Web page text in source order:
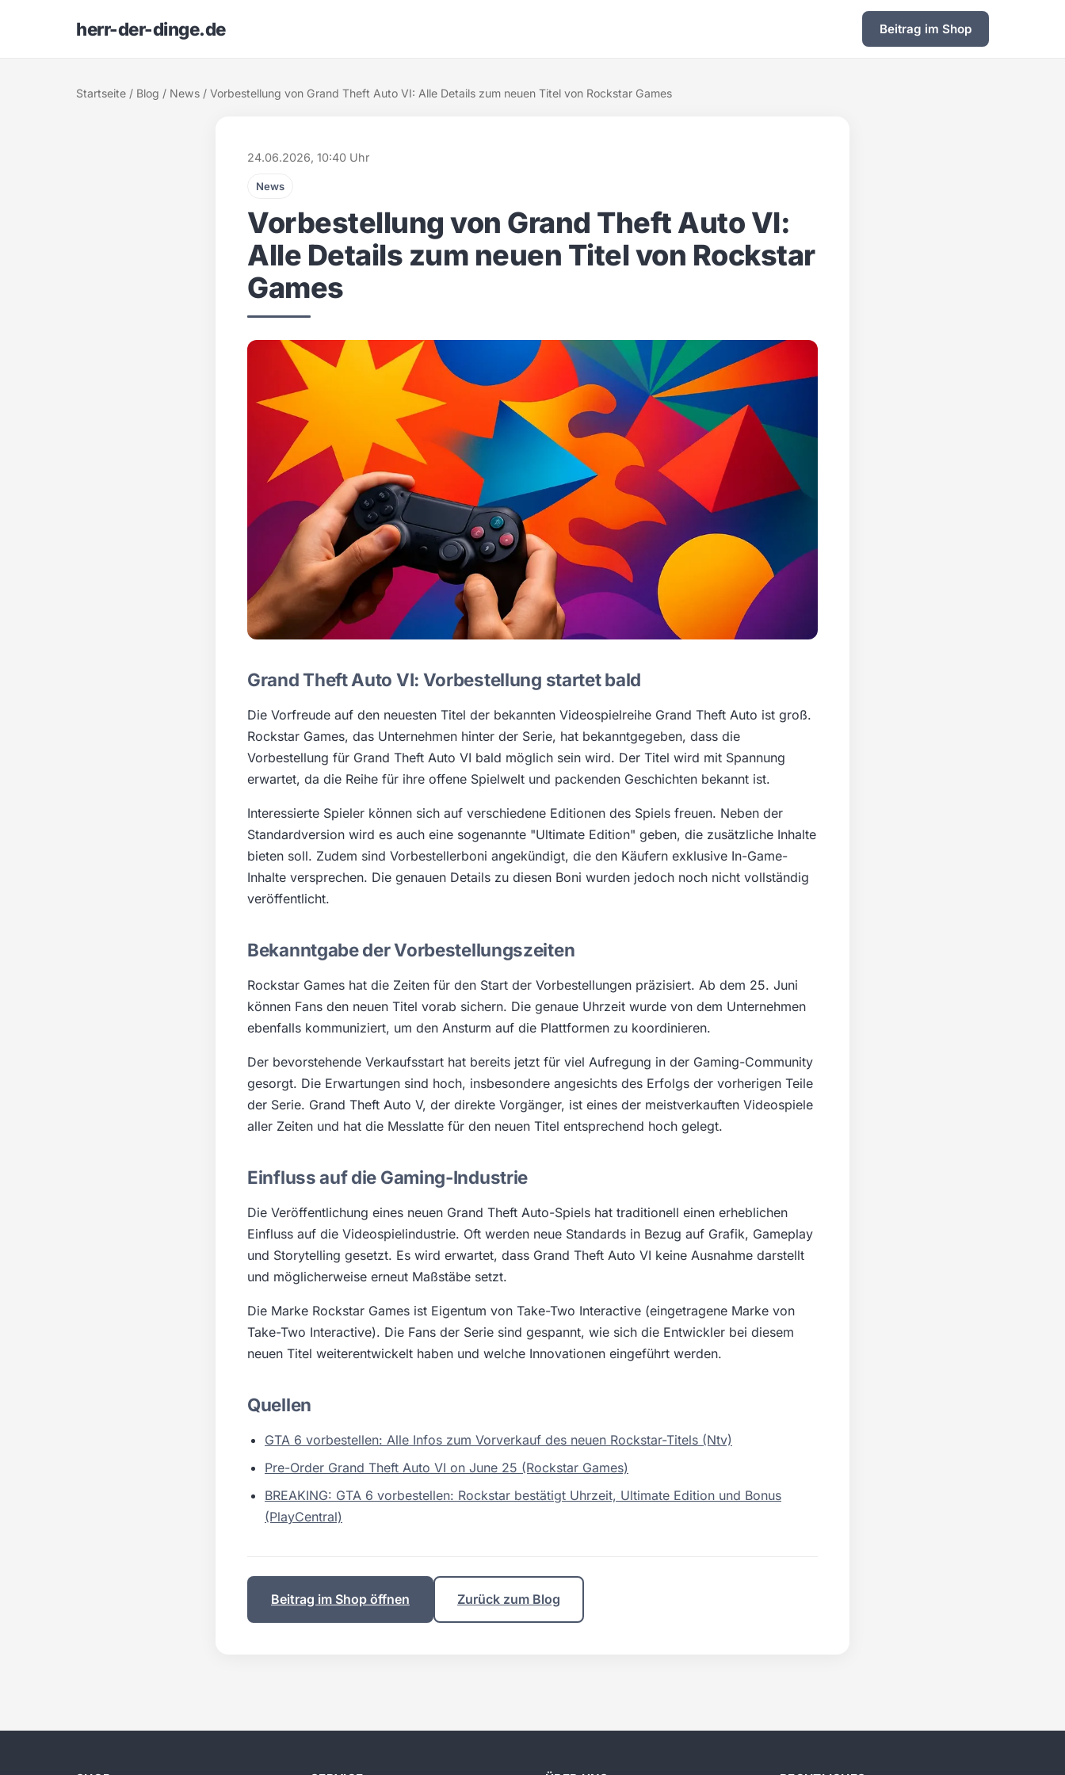
herr-der-dinge.de Beitrag im Shop
Startseite / Blog / News / Vorbestellung von Grand Theft Auto VI: Alle Details zum neuen Titel von Rockstar Games
24.06.2026, 10:40 Uhr
News
Vorbestellung von Grand Theft Auto VI:
Alle Details zum neuen Titel von Rockstar
Games
Grand Theft Auto VI: Vorbestellung startet bald
Die Vorfreude auf den neuesten Titel der bekannten Videospielreihe Grand Theft Auto ist groß.
Rockstar Games, das Unternehmen hinter der Serie, hat bekanntgegeben, dass die
Vorbestellung für Grand Theft Auto VI bald möglich sein wird. Der Titel wird mit Spannung
erwartet, da die Reihe für ihre offene Spielwelt und packenden Geschichten bekannt ist.
Interessierte Spieler können sich auf verschiedene Editionen des Spiels freuen. Neben der
Standardversion wird es auch eine sogenannte "Ultimate Edition" geben, die zusätzliche Inhalte
bieten soll. Zudem sind Vorbestellerboni angekündigt, die den Käufern exklusive In-Game-
Inhalte versprechen. Die genauen Details zu diesen Boni wurden jedoch noch nicht vollständig
veröffentlicht.
Bekanntgabe der Vorbestellungszeiten
Rockstar Games hat die Zeiten für den Start der Vorbestellungen präzisiert. Ab dem 25. Juni
können Fans den neuen Titel vorab sichern. Die genaue Uhrzeit wurde von dem Unternehmen
ebenfalls kommuniziert, um den Ansturm auf die Plattformen zu koordinieren.
Der bevorstehende Verkaufsstart hat bereits jetzt für viel Aufregung in der Gaming-Community
gesorgt. Die Erwartungen sind hoch, insbesondere angesichts des Erfolgs der vorherigen Teile
der Serie. Grand Theft Auto V, der direkte Vorgänger, ist eines der meistverkauften Videospiele
aller Zeiten und hat die Messlatte für den neuen Titel entsprechend hoch gelegt.
Einfluss auf die Gaming-Industrie
Die Veröffentlichung eines neuen Grand Theft Auto-Spiels hat traditionell einen erheblichen
Einfluss auf die Videospielindustrie. Oft werden neue Standards in Bezug auf Grafik, Gameplay
und Storytelling gesetzt. Es wird erwartet, dass Grand Theft Auto VI keine Ausnahme darstellt
und möglicherweise erneut Maßstäbe setzt.
Die Marke Rockstar Games ist Eigentum von Take-Two Interactive (eingetragene Marke von
Take-Two Interactive). Die Fans der Serie sind gespannt, wie sich die Entwickler bei diesem
neuen Titel weiterentwickelt haben und welche Innovationen eingeführt werden.
Quellen
GTA 6 vorbestellen: Alle Infos zum Vorverkauf des neuen Rockstar-Titels (Ntv)
Pre-Order Grand Theft Auto VI on June 25 (Rockstar Games)
BREAKING: GTA 6 vorbestellen: Rockstar bestätigt Uhrzeit, Ultimate Edition und Bonus
(PlayCentral)
Beitrag im Shop öffnen Zurück zum Blog